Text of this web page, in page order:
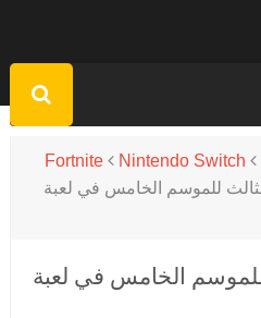
Fortnite Nintendo Switch
للموسم الخامس في لعبة
للموسم الخامس في لعبة